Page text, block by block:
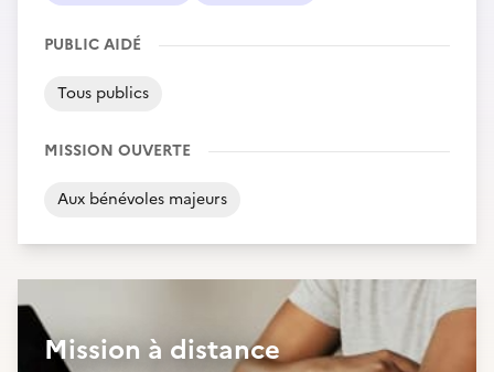
PUBLIC AIDÉ
Tous publics
MISSION OUVERTE
Aux bénévoles majeurs
Mission à distance